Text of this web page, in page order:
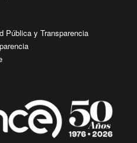
Pública y Transparencia